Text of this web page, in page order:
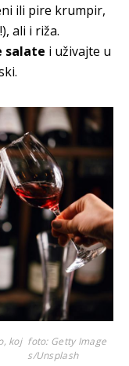
ili pire krumpir,
ali i riža.
salate i uživajte u
koj foto: Getty Image
s/Unsplash